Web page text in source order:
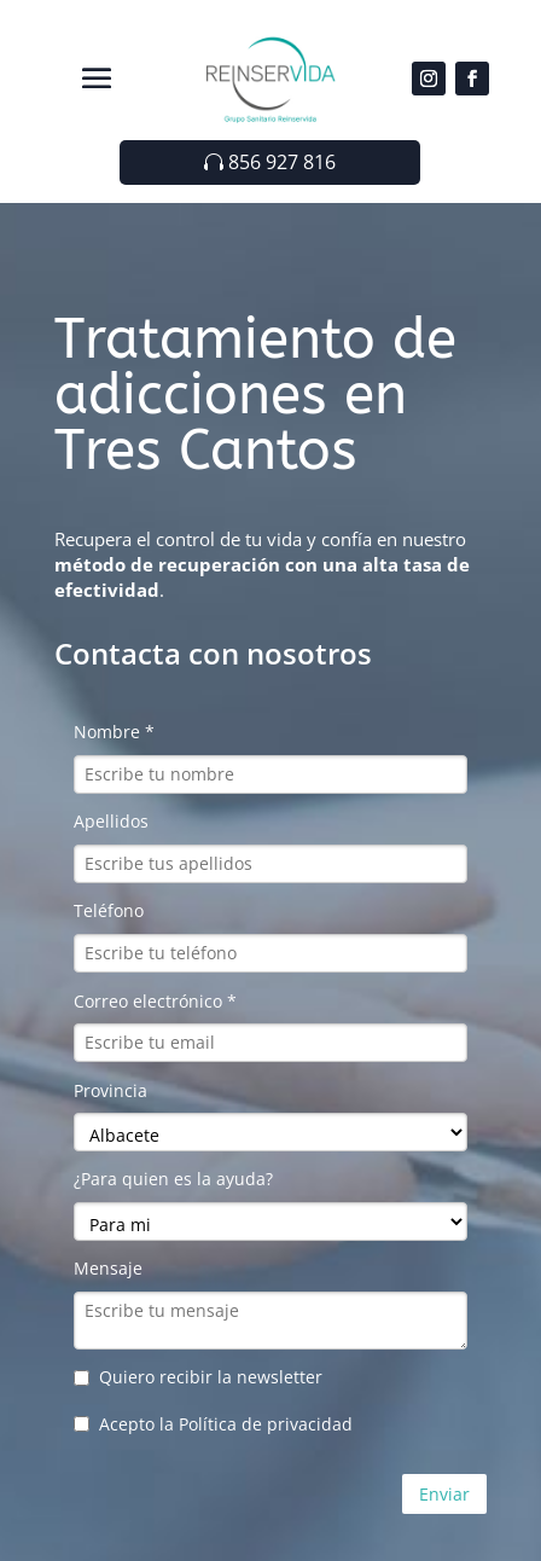
856 927 816
Tratamiento de
adicciones en
Tres Cantos
Recupera el control de tu vida y confía en nuestro
método de recuperación con una alta tasa de
efectividad.
Contacta con nosotros